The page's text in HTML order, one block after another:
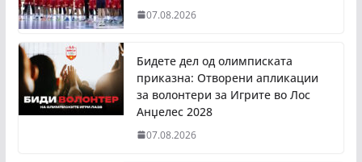
07.08.2026
Бидете дел од олимписката
приказна: Отворени апликации
за волонтери за Игрите во Лос
Анџелес 2028
07.08.2026